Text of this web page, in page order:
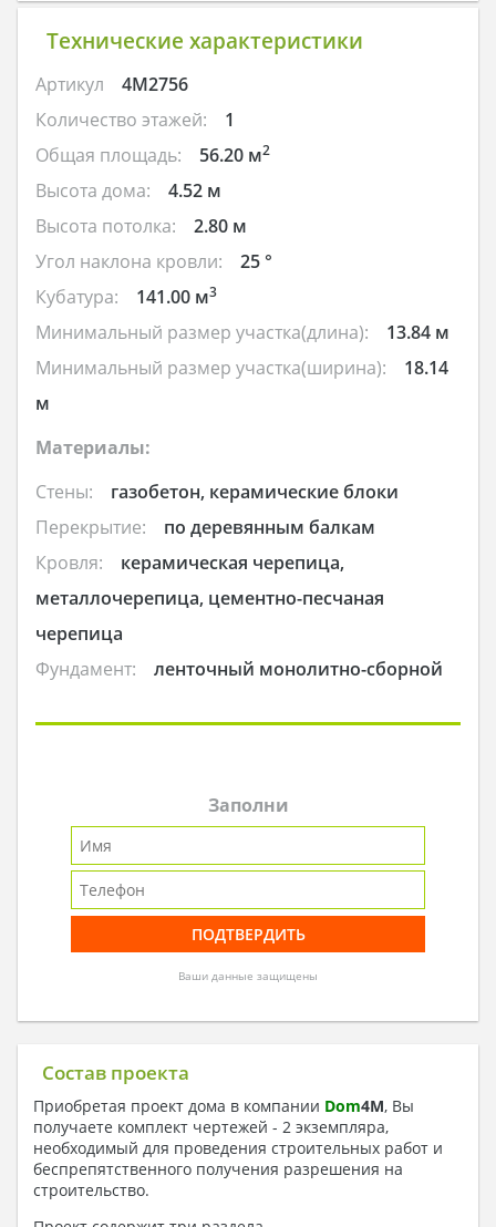
Технические характеристики
Артикул
4M2756
Количество этажей:
1
Общая площадь:
56.20 м2
Высота дома:
4.52 м
Высота потолка:
2.80 м
Угол наклона кровли:
25 °
Кубатура:
141.00 м3
Минимальный размер участка(длина):
13.84 м
Минимальный размер участка(ширина):
18.14
м
Материалы:
Стены:
газобетон, керамические блоки
Перекрытие:
по деревянным балкам
Кровля:
керамическая черепица,
металлочерепица, цементно-песчаная
черепица
Фундамент:
ленточный монолитно-сборной
Заполни
Ваши данные защищены
Состав проекта
Приобретая проект дома в компании Dom4M, Вы
получаете комплект чертежей - 2 экземпляра,
необходимый для проведения строительных работ и
беспрепятственного получения разрешения на
строительство.